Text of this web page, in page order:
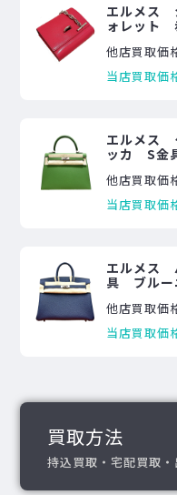
エルメス
ォレット
他店買取価
当店買取価
エルメス
ッカ S金
他店買取価
当店買取価
エルメス
具 ブルー
他店買取価
当店買取価
買取方法
持込買取・宅配買取